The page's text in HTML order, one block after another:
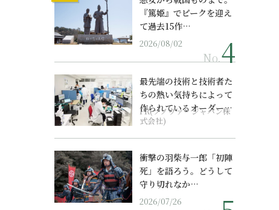
『篤姫』でピークを迎え
て過去15作…
2026/08/02
No.
最先端の技術と技術者た
ちの熱い気持ちによって
作られているオーダーメ
イド補聴器
PR(ソノヴァ・ジャパン株
式会社)
衝撃の羽柴与一郎「初陣
死」を語ろう。どうして
守り切れなか…
2026/07/26